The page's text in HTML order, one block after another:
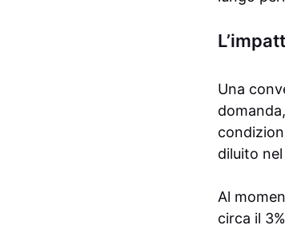
Una
diluito
Al
circa il